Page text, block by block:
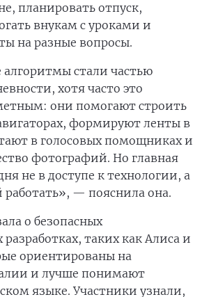
планировать отпуск,
внукам с уроками и
на разные вопросы.
стали частью
хотя часто это
они помогают строить
формируют ленты в
в голосовых помощниках и
фотографий. Но главная
не в доступе к технологии, а
работать», — пояснила она.
о безопасных
таких как Алиса и
ориентированы на
и лучше понимают
языке. Участники узнали,